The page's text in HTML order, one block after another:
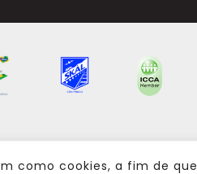
como cookies, a fim de que